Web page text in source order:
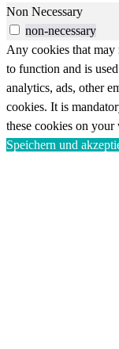
Non Necessary
non-necessary
Any cookies that may
to function and is
analytics, ads, other
cookies. It is
these cookies on your
Speichern und